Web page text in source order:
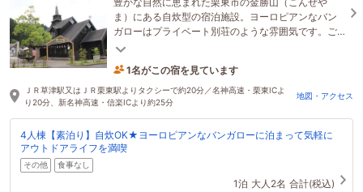
ま）にある自炊型の宿泊施設。ヨーロピアンなバン
ガローはプライベート別荘のような雰囲気です。ご
家族連れや仲間同士で気軽にアウトドアライフを満
1名がこの宿を見ています
20時間前に予約されました
ＪＲ草津駅又はＪＲ栗東駅よりタクシーで約20分／名神高速・栗東ICよ
り20分、新名神高速・信楽ICより約25分
地図・アクセス
4人棟【素泊り】自炊OK★ヨーロピアンなバンガローに泊まって気軽に
アウトドアライフを満喫
その他 食事なし
1泊 大人2名 合計(税込)